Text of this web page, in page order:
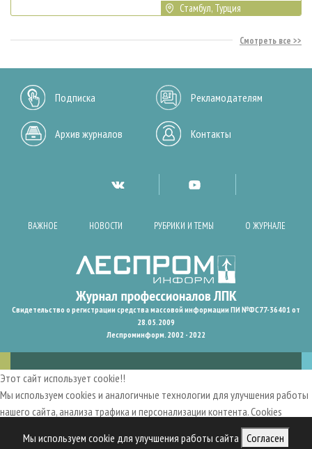
Мы используем cookie для улучшения работы сайта Согласен
Стамбул, Турция
Смотреть все
Подписка Рекламодателям
Архив журналов Контакты
ВАЖНОЕ НОВОСТИ РУБРИКИ И ТЕМЫ О ЖУРНАЛЕ
Свидетельство о регистрации средства массовой информации ПИ №ФС77-36401 от
28.05.2009
Леспроминформ. 2002 - 2022
Этот сайт использует cookie!!
Мы используем cookies и аналогичные технологии для улучшения работы
нашего сайта, анализа трафика и персонализации контента. Cookies
пользовательский опыт